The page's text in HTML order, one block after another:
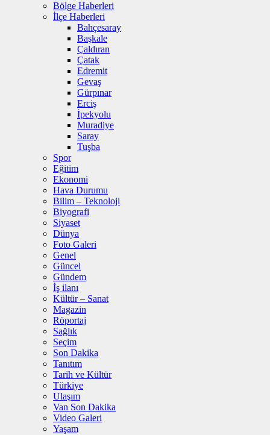
Bölge Haberleri
İlçe Haberleri
Bahçesaray
Başkale
Çaldıran
Çatak
Edremit
Gevaş
Gürpınar
Erciş
İpekyolu
Muradiye
Saray
Tuşba
Spor
Eğitim
Ekonomi
Hava Durumu
Bilim – Teknoloji
Biyografi
Siyaset
Dünya
Foto Galeri
Genel
Güncel
Gündem
İş ilanı
Kültür – Sanat
Magazin
Röportaj
Sağlık
Seçim
Son Dakika
Tanıtım
Tarih ve Kültür
Türkiye
Ulaşım
Van Son Dakika
Video Galeri
Yaşam